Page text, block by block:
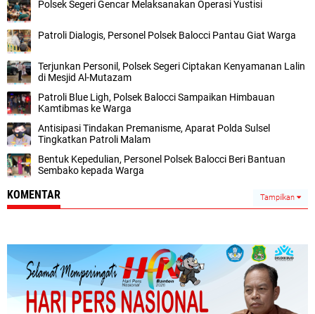
Polsek Segeri Gencar Melaksanakan Operasi Yustisi
Patroli Dialogis, Personel Polsek Balocci Pantau Giat Warga
Terjunkan Personil, Polsek Segeri Ciptakan Kenyamanan Lalin
di Mesjid Al-Mutazam
Patroli Blue Ligh, Polsek Balocci Sampaikan Himbauan
Kamtibmas ke Warga
Antisipasi Tindakan Premanisme, Aparat Polda Sulsel
Tingkatkan Patroli Malam
Bentuk Kepedulian, Personel Polsek Balocci Beri Bantuan
Sembako kepada Warga
KOMENTAR Tampilkan